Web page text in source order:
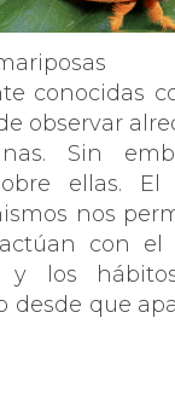
conocidas
observar
Sin
ellas.
nos
con el
y los
desde que